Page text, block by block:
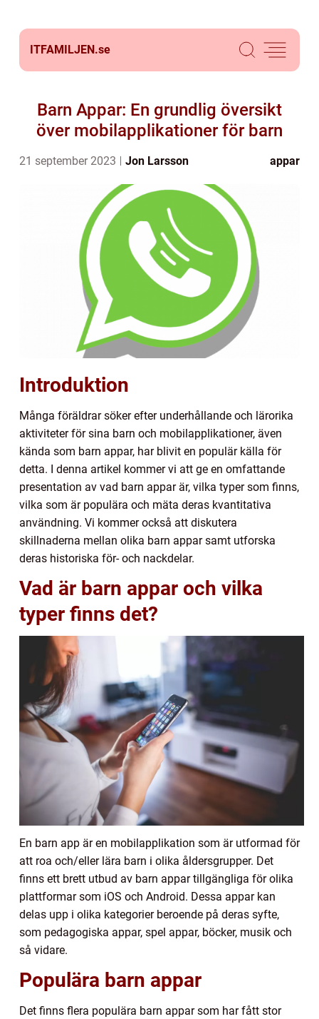
ITFAMILJEN.se
Barn Appar: En grundlig översikt
över mobilapplikationer för barn
21 september 2023 Jon Larsson appar
Introduktion
Många föräldrar söker efter underhållande och lärorika
aktiviteter för sina barn och mobilapplikationer, även
kända som barn appar, har blivit en populär källa för
detta. I denna artikel kommer vi att ge en omfattande
presentation av vad barn appar är, vilka typer som finns,
vilka som är populära och mäta deras kvantitativa
användning. Vi kommer också att diskutera
skillnaderna mellan olika barn appar samt utforska
deras historiska för- och nackdelar.
Vad är barn appar och vilka
typer finns det?
En barn app är en mobilapplikation som är utformad för
att roa och/eller lära barn i olika åldersgrupper. Det
finns ett brett utbud av barn appar tillgängliga för olika
plattformar som iOS och Android. Dessa appar kan
delas upp i olika kategorier beroende på deras syfte,
som pedagogiska appar, spel appar, böcker, musik och
så vidare.
Populära barn appar
Det finns flera populära barn appar som har fått stor